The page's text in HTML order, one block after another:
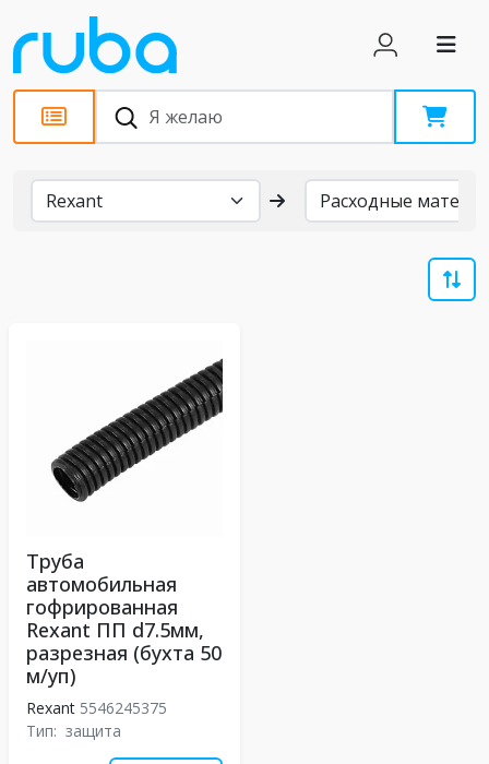
Бренды
Трубa
автомобильная
гофрированная
Rexant ПП d7.5мм,
разрезная (бухта 50
м/уп)
Rexant 5546245375
Тип: защита